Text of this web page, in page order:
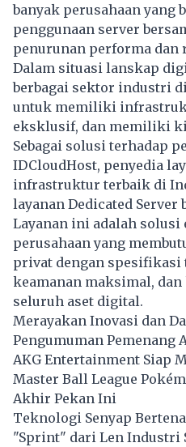
banyak perusahaan yang
penggunaan server
penurunan performa dan
Dalam situasi lanskap
berbagai sektor industri
untuk memiliki
eksklusif, dan memiliki
Sebagai solusi terhadap
IDCloudHost, penyedia
infrastruktur terbaik di
layanan Dedicated
Layanan ini adalah
perusahaan yang
privat dengan
keamanan maksimal,
seluruh aset digital.
Merayakan Inovasi dan
Pengumuman Pemenang
AKG Entertainment Siap
Master Ball League
Akhir Pekan Ini
Teknologi Senyap
"Sprint" dari Len Industri